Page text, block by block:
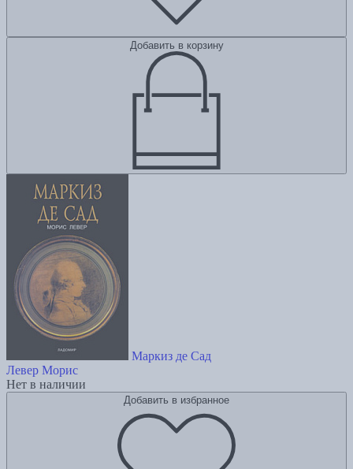
Добавить в корзину
Маркиз де Сад
Левер Морис
Нет в наличии
Добавить в избранное